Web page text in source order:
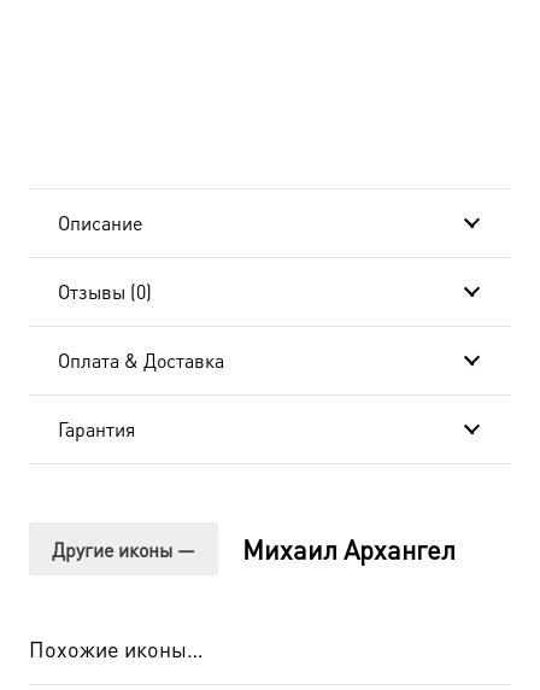
Описание
Отзывы (0)
Оплата & Доставка
Гарантия
Другие иконы — Михаил Архангел
Похожие иконы…